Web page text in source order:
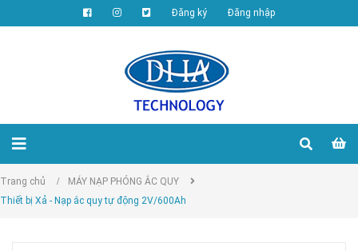
Đăng ký Đăng nhập
Trang chủ /
MÁY NẠP PHÓNG ẮC QUY
Thiết bị Xả - Nạp ắc quy tự động 2V/600Ah